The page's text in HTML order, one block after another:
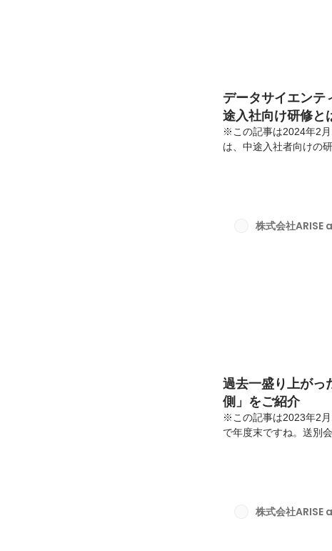
データサイエン
途入社向け研修と
※この記事は2024年2
は、中途入社者向けの
あり、ARISE analytics
供される様々なコンテ
株式会社
過去一盛り上が
側」をご紹介
※この記事は2023年2
で年度末ですね。送別
コロナウイルスの感染
ン全社納会での企画に
株式会社